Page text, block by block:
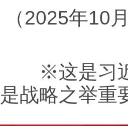
（2025年10
※这是习近
是战略之举重